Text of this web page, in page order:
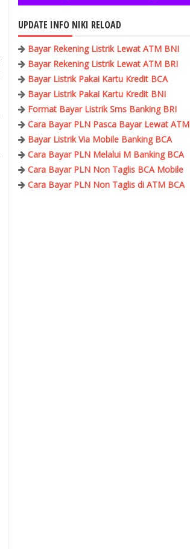
UPDATE INFO NIKI RELOAD
Bayar Rekening Listrik Lewat ATM BNI
Bayar Rekening Listrik Lewat ATM BRI
Bayar Listrik Pakai Kartu Kredit BCA
Bayar Listrik Pakai Kartu Kredit BNI
Format Bayar Listrik Sms Banking BRI
Cara Bayar PLN Pasca Bayar Lewat ATM
Bayar Listrik Via Mobile Banking BCA
Cara Bayar PLN Melalui M Banking BCA
Cara Bayar PLN Non Taglis BCA Mobile
Cara Bayar PLN Non Taglis di ATM BCA